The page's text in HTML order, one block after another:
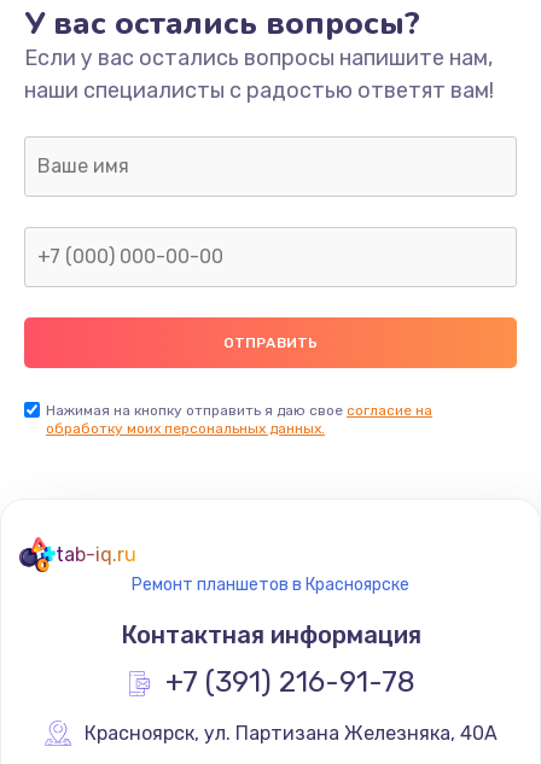
Прошивка / разблокировка
1500 руб.
1045 руб.
Восстановление данных
Заказать
Восстановление после попадания влаги
1700 руб.
Заказать
Замена заднего стекла
У вас остались вопросы?
Если у вас остались вопросы напишите нам,
наши специалисты с радостью ответят вам!
Нажимая на кнопку отправить я даю свое согласие на
обработку моих персональных данных.
tab-iq.ru
Ремонт планшетов в Красноярске
Контактная информация
+7 (391) 216-91-78
Красноярск, ул. Партизана Железняка, 40А